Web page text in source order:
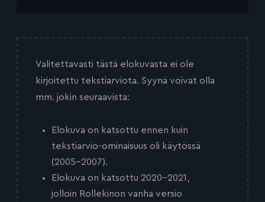
Valitettavasti tästä elokuvasta ei ole
kirjoitettu tekstiarviota. Syynä voivat olla
mm. jokin seuraavista:
Elokuva on katsottu ennen kuin
tekstiarvio-ominaisuus oli käytössä
(2005-2007).
Elokuva on katsottu 2020-2021,
jolloin Rollekinon vanha versio